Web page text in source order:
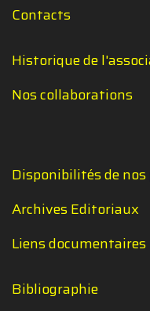
Contacts
Historique de
Nos collaborations
Disponibilités de
Archives Editoriaux
Liens documentaires
Bibliographie